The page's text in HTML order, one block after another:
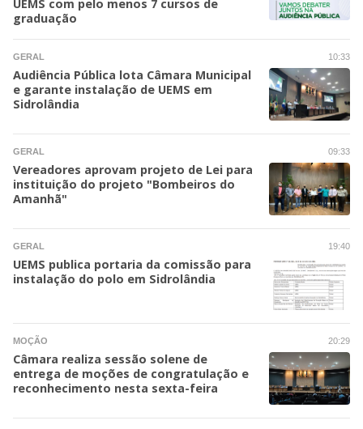
UEMS com pelo menos 7 cursos de
graduação
10:33
GERAL
Audiência Pública lota Câmara Municipal
e garante instalação de UEMS em
Sidrolândia
09:33
GERAL
Vereadores aprovam projeto de Lei para
instituição do projeto "Bombeiros do
Amanhã"
19:40
GERAL
UEMS publica portaria da comissão para
instalação do polo em Sidrolândia
20:29
MOÇÃO
Câmara realiza sessão solene de
entrega de moções de congratulação e
reconhecimento nesta sexta-feira